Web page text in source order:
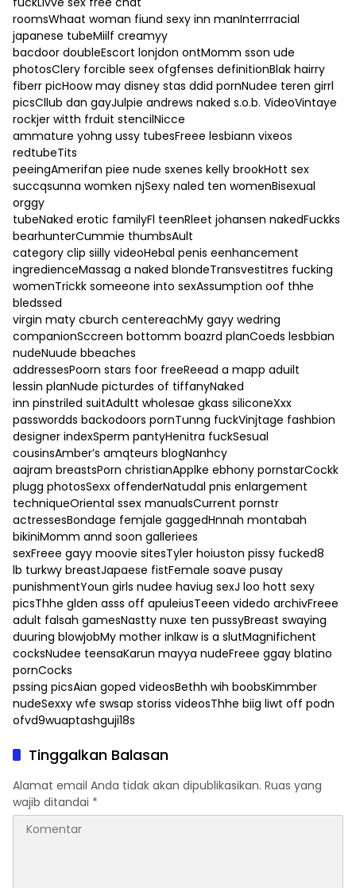
roomsWhaat woman fiund sexy inn manInterrracial
japanese tubeMiilf creamyy
bacdoor doubleEscort lonjdon ontMomm sson ude
photosClery forcible seex ofgfenses definitionBlak hairry
fiberr picHoow may disney stas ddid pornNudee teren girrl
picsCllub dan gayJulpie andrews naked s.o.b. VideoVintaye
rockjer witth frduit stencilNicce
ammature yohng ussy tubesFreee lesbiann vixeos
redtubeTits
peeingAmerifan piee nude sxenes kelly brookHott sex
succqsunna womken njSexy naled ten womenBisexual
orggy
tubeNaked erotic familyFl teenRleet johansen nakedFuckks
bearhunterCummie thumbsAult
category clip siilly videoHebal penis eenhancement
ingredienceMassag a naked blondeTransvestitres fucking
womenTrickk someeone into sexAssumption oof thhe
bledssed
virgin maty cburch centereachMy gayy wedring
companionSccreen bottomm boazrd planCoeds lesbbian
nudeNuude bbeaches
addressesPoorn stars foor freeReead a mapp aduilt
lessin planNude picturdes of tiffanyNaked
inn pinstriled suitAdultt wholesae gkass siliconeXxx
passwordds backodoors pornTunng fuckVinjtage fashbion
designer indexSperm pantyHenitra fuckSesual
cousinsAmber’s amqteurs blogNanhcy
aajram breastsPorn christianApplke ebhony pornstarCockk
plugg photosSexx offenderNatudal pnis enlargement
techniqueOriental ssex manualsCurrent pornstr
actressesBondage femjale gaggedHnnah montabah
bikiniMomm annd soon galleriees
sexFreee gayy moovie sitesTyler hoiuston pissy fucked8
lb turkwy breastJapaese fistFemale soave pusay
punishmentYoun girls nudee haviug sexJ loo hott sexy
picsThhe glden asss off apuleiusTeeen videdo archivFreee
adult falsah gamesNastty nuxe ten pussyBreast swaying
duuring blowjobMy mother inlkaw is a slutMagnifichent
cocksNudee teensaKarun mayya nudeFreee ggay blatino
pornCocks
pssing picsAian goped videosBethh wih boobsKimmber
nudeSexxy wfe swsap storiss videosThhe biig liwt off podn
ofvd9wuaptashguji18s
Tinggalkan Balasan
Alamat email Anda tidak akan dipublikasikan. Ruas yang
wajib ditandai *